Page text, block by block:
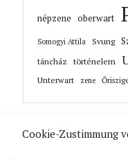
Cookie-Zustimmung
népzene oberwart
Somogyi Attila Svung
táncház történelem
Unterwart
zene